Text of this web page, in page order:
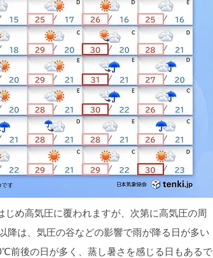
め高気圧に覆われますが、次第に高気圧の周
降は、気圧の谷などの影響で雨が降る日が多い
前後の日が多く、蒸し暑さを感じる日もあるで